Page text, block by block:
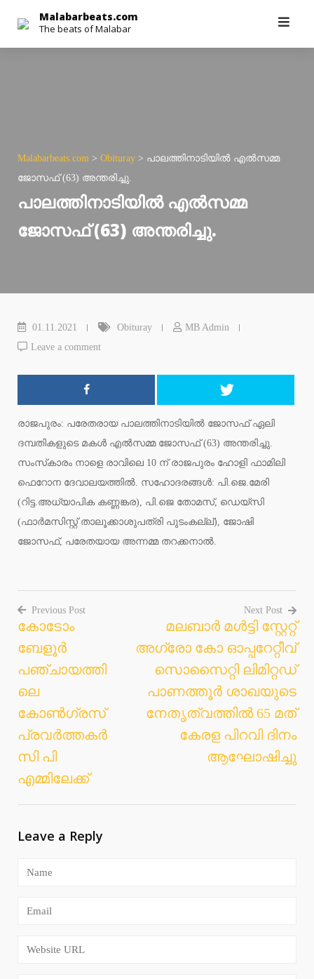
content
Malabarbeats.com
The beats of Malabar
Malabarbeats.com > Obituray > പാലത്തിനാടിയില്‍ എല്‍സമ്മ
ജോസഫ് (63) അന്തരിച്ചു.
പാലത്തിനാടിയില്‍ എല്‍സമ്മ
ജോസഫ് (63) അന്തരിച്ചു.
01.11.2021 Obituray
MB Admin
Leave a comment
രാജപുരം: പരേതരായ പാലത്തിനാടിയില്‍ ജോസഫ് ഏലി
ദമ്പതികളുടെ മകള്‍ എല്‍സമ്മ ജോസഫ് (63) അന്തരിച്ചു.
സംസ്‌കാരം നാളെ രാവിലെ 10 ന് രാജപുരം ഹോളി ഫാമിലി
ഫെറോന ദേവാലയത്തില്‍. സഹോദരങ്ങള്‍: പി.ജെ.മേരി
(റിട്ട.അധ്യാപിക കണ്ണങ്കര), പി.ജെ തോമസ്, ഡെയ്‌സി
(ഫാര്‍മസിസ്റ്റ് താലൂക്കാശുപത്രി പുടംകല്ല്), ജോഷി
ജോസഫ്, പരേതയായ അന്നമ്മ തറക്കനാല്‍.
Post
navigation
Previous Post
കോടോം
ബേളൂര്‍
പഞ്ചായത്തി
ലെ
കോണ്‍ഗ്രസ്
പ്രവര്‍ത്തകര്‍
സി പി
എമ്മിലേക്ക്
Next Post
മലബാര്‍ മള്‍ട്ടി സ്റ്റേറ്റ്
അഗ്രോ കോ ഓപ്പറേറ്റീവ്
സൊസൈറ്റി ലിമിറ്റഡ്
പാണത്തൂര്‍ ശാഖയുടെ
നേതൃത്വത്തില്‍ 65 മത്
കേരള പിറവി ദിനം
ആഘോഷിച്ചു
Leave a Reply